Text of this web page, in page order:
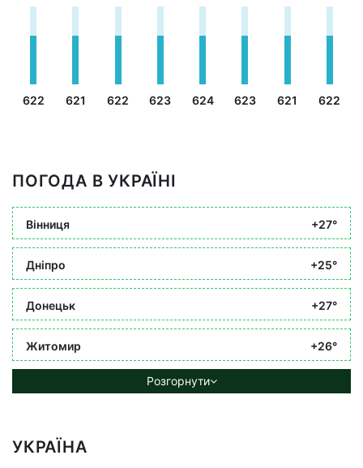
622 621 622 623 624 623 621 622
ПОГОДА В УКРАЇНІ
Вінниця +27°
Дніпро +25°
Донецьк +27°
Житомир +26°
Розгорнути
УКРАЇНА